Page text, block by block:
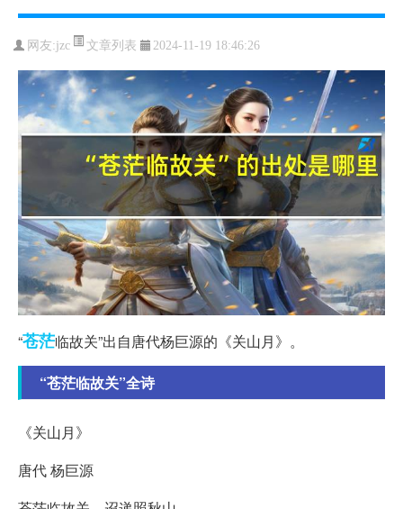
网友:jzc 文章列表 2024-11-19 18:46:26
“苍茫临故关”出自唐代杨巨源的《关山月》。
“苍茫临故关”全诗
《关山月》
唐代 杨巨源